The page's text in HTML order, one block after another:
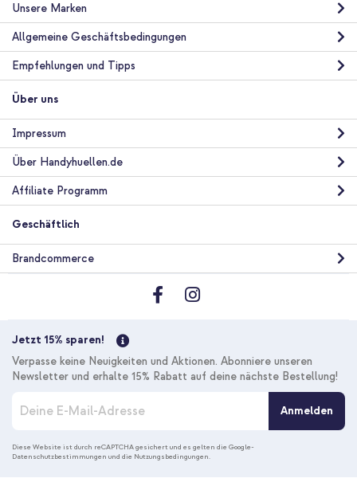
Kostenloser Versand 40,48 €
Inkl. MwSt.
In den Warenkorb
Kostenloser
Versand
Unsere Marken
Allgemeine Geschäftsbedingungen
Empfehlungen und Tipps
Über uns
Impressum
Über Handyhuellen.de
Affiliate Programm
Geschäftlich
Brandcommerce
Jetzt 15% sparen!
Verpasse keine Neuigkeiten und Aktionen. Abonniere unseren
Newsletter und erhalte 15% Rabatt auf deine nächste Bestellung!
d
e
Anmelden
Diese Website ist durch reCAPTCHA gesichert und es gelten dieGoogle-
Datenschutzbestimmungen und die Nutzungsbedingungen.